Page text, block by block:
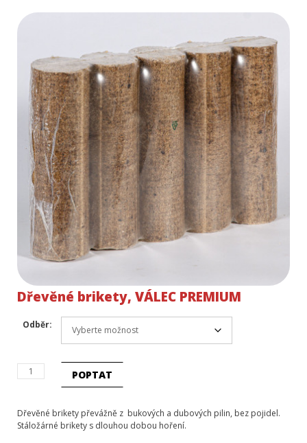
Dřevěné brikety, VÁLEC PREMIUM
Odběr:
Dřevěné
brikety,
množství
POPTAT
Dřevěné brikety převážně z bukových a dubových pilin, bez pojidel.
Stáložárné brikety s dlouhou dobou hoření.